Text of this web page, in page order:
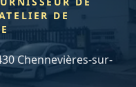
DE
Chennevières-sur-